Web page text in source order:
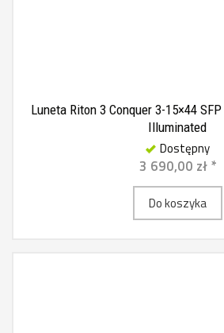
Luneta Riton 3 Conquer 3-15×44
Illuminated
Dostępny
3 690,00 zł *
Do koszyka